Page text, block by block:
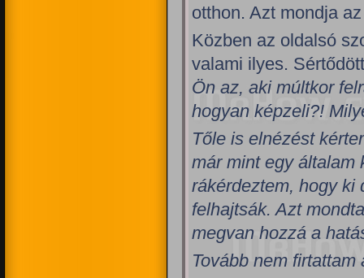
otthon. Azt mondja
Közben az oldalsó
valami ilyes.
Ön az, aki múltkor
hogyan képzeli?!
Tőle is elnézést
már mint egy általam
rákérdeztem, hogy ki
felhajtsák. Azt
megvan hozzá a
Tovább nem